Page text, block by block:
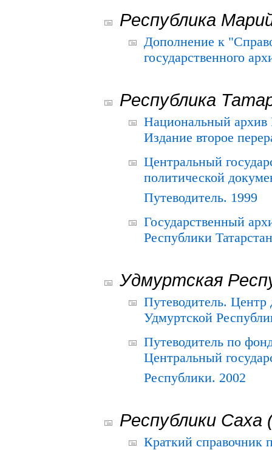
Республика
Дополнение к
государственного
Республика
Национальный архив
Издание второе
Центральный
политической
Путеводитель. 1999
Государственный
Республики
Удмуртская
Путеводитель.
Удмуртской
Путеводитель по
Центральный
Республики. 2002
Республики Саха
Краткий справочник